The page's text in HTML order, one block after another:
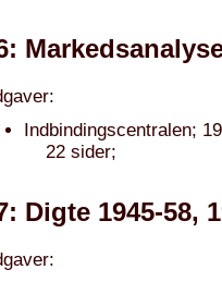
Indbindingscentralen;
22 sider;
Digte 1945-58,